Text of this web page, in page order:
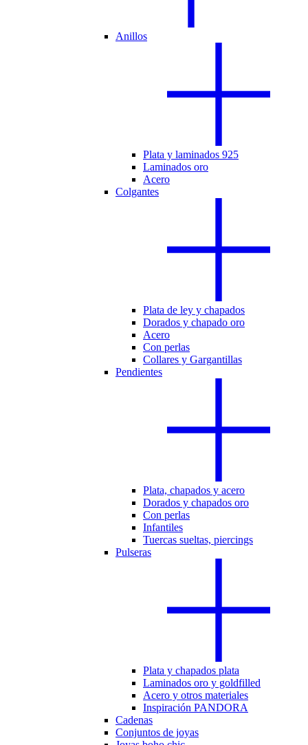
Anillos
Plata y laminados 925
Laminados oro
Acero
Colgantes
Plata de ley y chapados
Dorados y chapado oro
Acero
Con perlas
Collares y Gargantillas
Pendientes
Plata, chapados y acero
Dorados y chapados oro
Con perlas
Infantiles
Tuercas sueltas, piercings
Pulseras
Plata y chapados plata
Laminados oro y goldfilled
Acero y otros materiales
Inspiración PANDORA
Cadenas
Conjuntos de joyas